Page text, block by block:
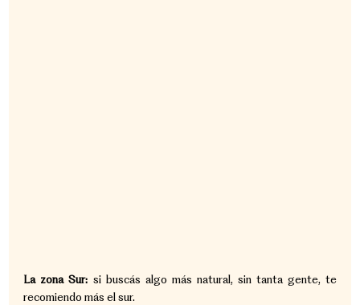
La zona Sur: si buscás algo más natural, sin tanta gente, te
recomiendo más el sur.